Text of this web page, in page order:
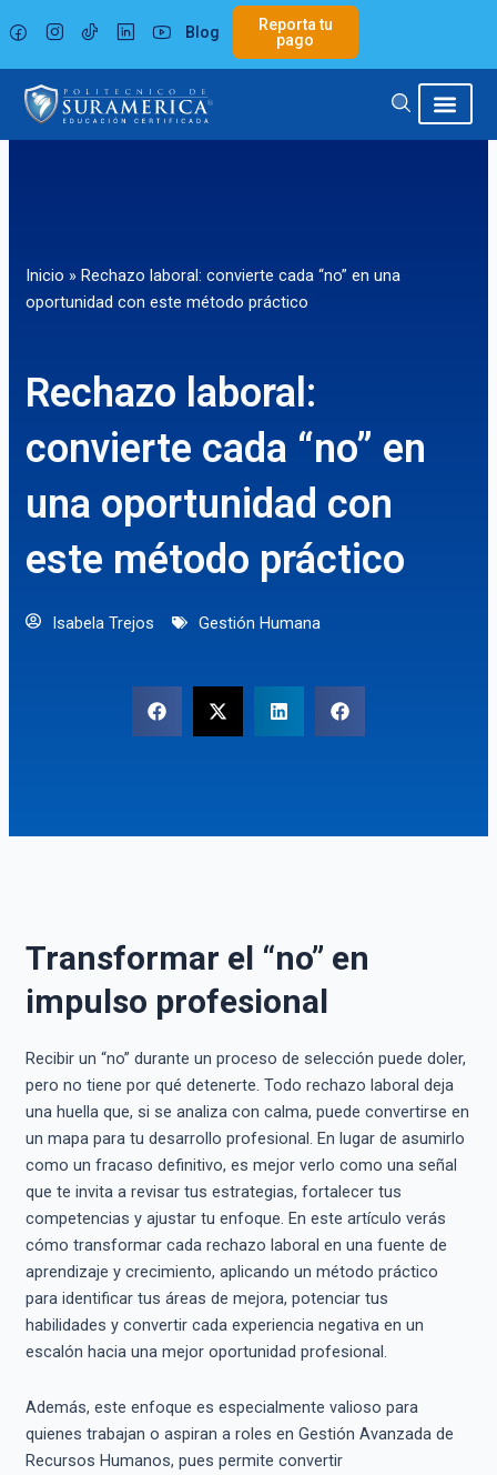
al
contenido
Blog
Reporta tu
pago
Inicio » Rechazo laboral: convierte cada “no” en una
oportunidad con este método práctico
Rechazo laboral:
convierte cada “no” en
una oportunidad con
este método práctico
Isabela Trejos Gestión Humana
Transformar el “no” en
impulso profesional
Recibir un “no” durante un proceso de selección puede doler,
pero no tiene por qué detenerte. Todo rechazo laboral deja
una huella que, si se analiza con calma, puede convertirse en
un mapa para tu desarrollo profesional. En lugar de asumirlo
como un fracaso definitivo, es mejor verlo como una señal
que te invita a revisar tus estrategias, fortalecer tus
competencias y ajustar tu enfoque. En este artículo verás
cómo transformar cada rechazo laboral en una fuente de
aprendizaje y crecimiento, aplicando un método práctico
para identificar tus áreas de mejora, potenciar tus
habilidades y convertir cada experiencia negativa en un
escalón hacia una mejor oportunidad profesional.
Además, este enfoque es especialmente valioso para
quienes trabajan o aspiran a roles en Gestión Avanzada de
Recursos Humanos, pues permite convertir